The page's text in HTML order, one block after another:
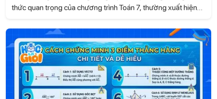
thức quan trọng của chương trình Toán 7, thường xuất hiện
Học là Giỏi sẽ hướng dẫn chi tiết các cách chứng minh
đường trung trực dựa trên kiến thức của sách Kết nối tri thức
với cuộc sống, kèm ví dụ minh họa và bài tập tự luyện để các
con dễ dàng ôn tập và vận dụng.